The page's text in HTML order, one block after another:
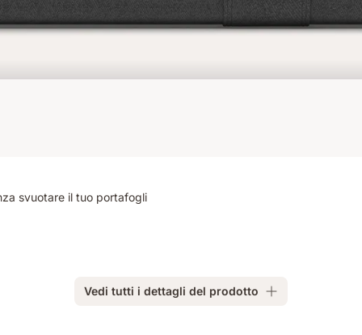
svuotare il tuo portafogli
Vedi tutti i dettagli del prodotto